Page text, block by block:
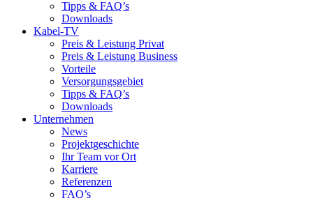
Tipps & FAQ’s
Downloads
Kabel-TV
Preis & Leistung Privat
Preis & Leistung Business
Vorteile
Versorgungsgebiet
Tipps & FAQ’s
Downloads
Unternehmen
News
Projektgeschichte
Ihr Team vor Ort
Karriere
Referenzen
FAQ’s